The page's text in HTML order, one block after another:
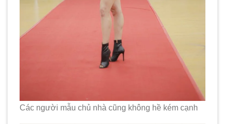
Các người mẫu chủ nhà cũng không hề kém cạnh